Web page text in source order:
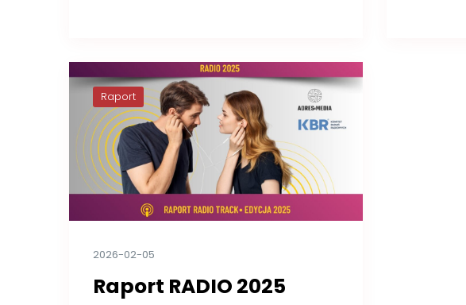
Raport
2026-02-05
Raport RADIO 2025